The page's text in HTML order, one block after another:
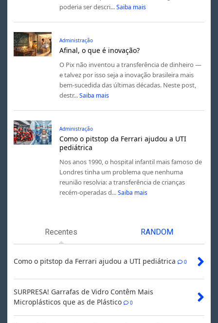
poderia ser descri... Saiba mais
Administração
Afinal, o que é inovação?
O Pix não inventou a transferência de dinheiro —
e talvez por isso seja a inovação brasileira mais
bem-sucedida das últimas décadas. Neste post,
destr... Saiba mais
Administração
Como o pitstop da Ferrari ajudou a UTI
pediátrica
Nos anos 1990, o hospital infantil mais famoso de
Londres tinha um problema que nenhuma
reunião resolvia: a transferência de crianças
recém-operadas d... Saiba mais
Recentes RANDOM
Como o pitstop da Ferrari ajudou a UTI pediátrica 0
SURPRESA! Garrafas de Vidro Contêm Mais
Microplásticos que as de Plástico
0